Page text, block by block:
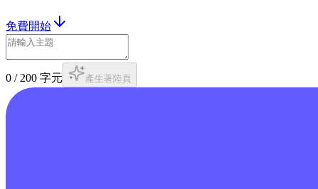
免費開始
0 / 200 字元 產生著陸頁